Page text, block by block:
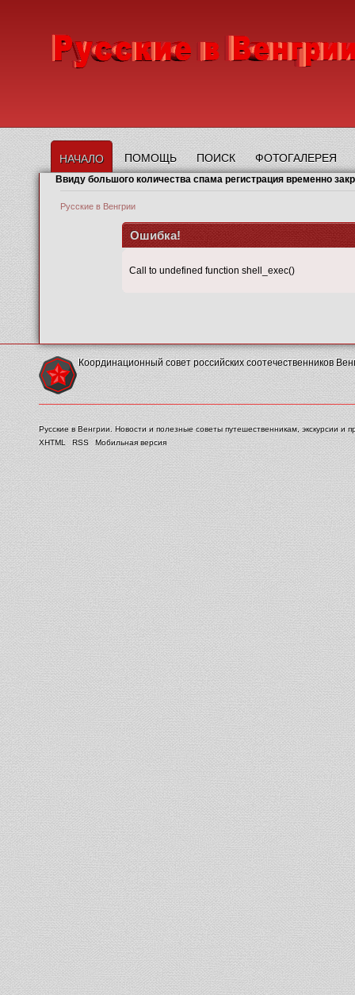
НАЧАЛО ПОМОЩЬ ПОИСК ФОТОГАЛЕРЕЯ
Ввиду большого количества спама регистрация временно
Русские в Венгрии
Ошибка!
Call to undefined function shell_exec()
Координационный совет российских соотечественников
Русские в Венгрии. Новости и полезные советы путешественникам, экскурсии
XHTML
RSS Мобильная версия